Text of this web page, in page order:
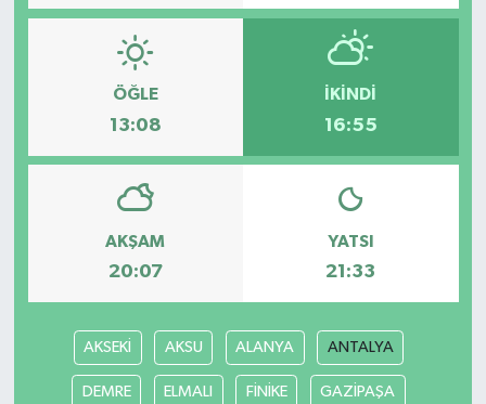
ÖĞLE
13:08
İKINDI
16:55
AKŞAM
20:07
YATSI
21:33
AKSEKİ AKSU ALANYA ANTALYA
DEMRE ELMALI FİNİKE GAZİPAŞA